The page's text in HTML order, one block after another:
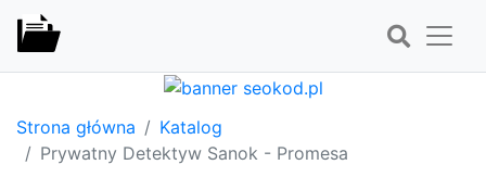
Strona główna
Katalog
Prywatny Detektyw Sanok - Promesa